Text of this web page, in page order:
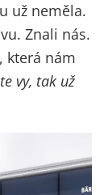
už neměla.
Znali nás.
která nám
vy, tak už